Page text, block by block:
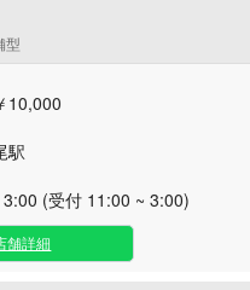
）オイルのみでのアレンジで行い
ください(o^―^o)❣
型
10,000
駅
(受付 11:00 ~ 3:00)
舗詳細